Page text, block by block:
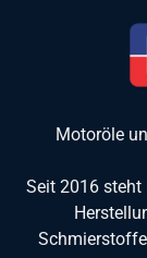
Motoröle
Seit 2016 steht